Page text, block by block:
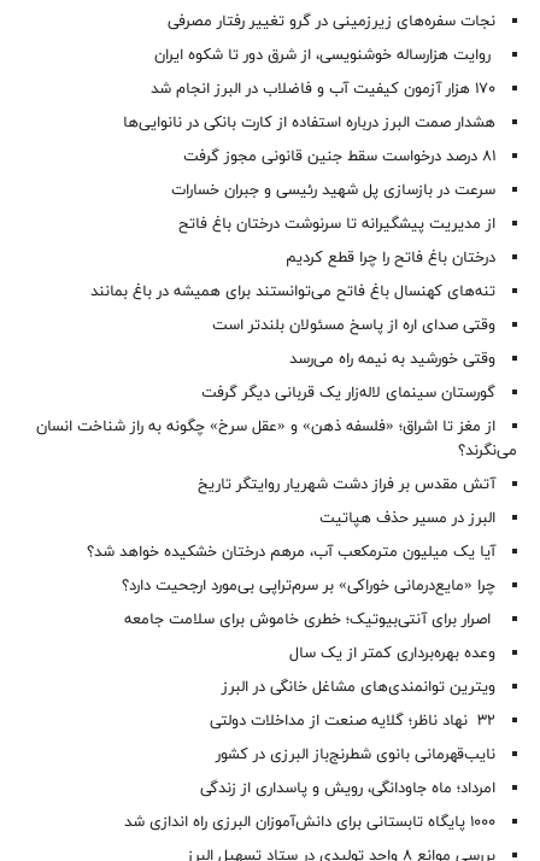
نجات سفره‌های زیرزمینی در گرو تغییر رفتار مصرفی
روایت هزارساله خوشنویسی، از شرق دور تا شکوه ایران
۱۷۰ هزار آزمون کیفیت آب و فاضلاب در البرز انجام شد
هشدار صمت البرز درباره استفاده از کارت بانکی در نانوایی‌ها
۸۱ درصد درخواست‌ سقط جنین قانونی مجوز گرفت
سرعت در بازسازی پل شهید رئیسی و جبران خسارات
از مدیریت پیشگیرانه تا سرنوشت درختان باغ فاتح
درختان باغ فاتح را چرا قطع کردیم
تنه‌های کهنسال باغ فاتح می‌توانستند برای همیشه در باغ بمانند
وقتی صدای اره از پاسخ مسئولان بلندتر است
وقتی خورشید به نیمه راه می‌رسد
گورستان سینمای لاله‌زار یک قربانی دیگر گرفت
از مغز تا اشراق؛ «فلسفه ذهن» و «عقل سرخ» چگونه به راز شناخت انسان
می‌نگرند؟
آتش مقدس بر فراز دشت شهریار روایتگر تاریخ
البرز در مسیر حذف هپاتیت
آیا یک میلیون مترمکعب آب، مرهم درختان خشکیده خواهد شد؟
چرا «مایع‌درمانی خوراکی» بر سرم‌تراپی بی‌مورد ارجحیت دارد؟
اصرار برای آنتی‌بیوتیک؛ خطری خاموش برای سلامت جامعه
وعده بهره‌برداری کمتر از یک سال
ویترین توانمندی‌های مشاغل خانگی در البرز
۳۲ نهاد ناظر؛ گلایه صنعت از مداخلات دولتی
نایب‌قهرمانی بانوی شطرنج‌باز البرزی در کشور
امرداد؛ ماه جاودانگی، رویش و پاسداری از زندگی
۱۰۰۰ پایگاه تابستانی برای دانش‌آموزان البرزی راه اندازی شد
بررسی موانع ۸ واحد تولیدی در ستاد تسهیل البرز